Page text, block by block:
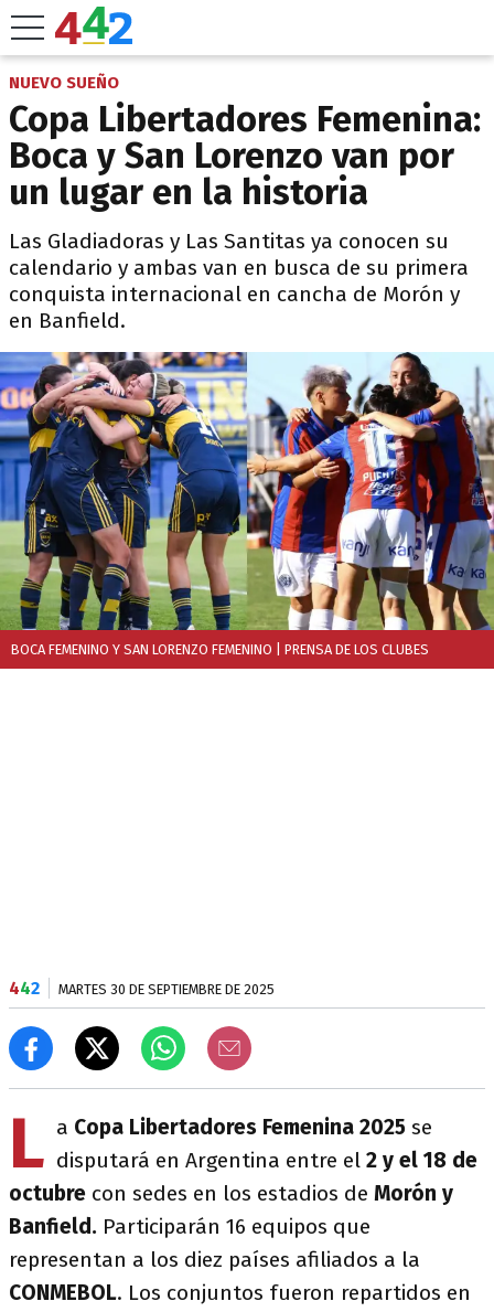
NUEVO SUEÑO
Copa Libertadores Femenina:
Boca y San Lorenzo van por
un lugar en la historia
Las Gladiadoras y Las Santitas ya conocen su
calendario y ambas van en busca de su primera
conquista internacional en cancha de Morón y
en Banfield.
BOCA FEMENINO Y SAN LORENZO FEMENINO | PRENSA DE LOS CLUBES
442 MARTES 30 DE SEPTIEMBRE DE 2025
L a Copa Libertadores Femenina 2025 se
disputará en Argentina entre el 2 y el 18 de
octubre con sedes en los estadios de Morón y
Banfield. Participarán 16 equipos que
representan a los diez países afiliados a la
CONMEBOL. Los conjuntos fueron repartidos en